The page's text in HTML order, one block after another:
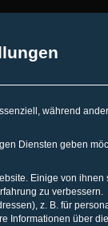
WISSEN
während
Diensten geben
Einige von ihnen
zu verbessern.
z. B. für
Informationen über die